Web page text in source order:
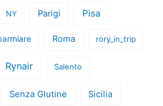
NY Parigi Pisa
Roma rory_in_trip
Rynair Salento
Senza Glutine Sicilia